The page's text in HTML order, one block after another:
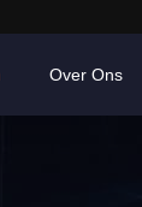
Over Ons